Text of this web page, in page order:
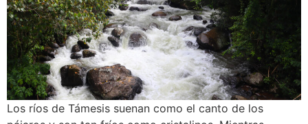
Los ríos de Támesis suenan como el canto de los